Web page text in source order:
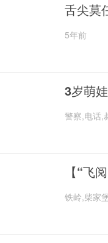
舌尖莫
5年前
3岁萌
警察,电话,
【“飞
铁岭,柴家